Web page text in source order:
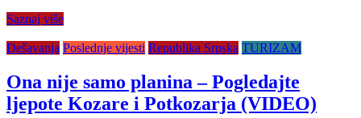
Saznaj više
Dešavanja Poslednje vijesti Republika Srpska TURIZAM
Ona nije samo planina – Pogledajte
ljepote Kozare i Potkozarja (VIDEO)